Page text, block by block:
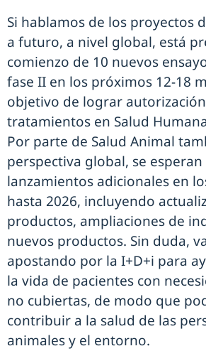
Si hablamos de los proyectos
a futuro, a nivel global, está
comienzo de 10 nuevos
fase II en los próximos 12-18
objetivo de lograr
tratamientos en Salud
Por parte de Salud Animal
perspectiva global, se esperan
lanzamientos adicionales en
hasta 2026, incluyendo
productos, ampliaciones de
nuevos productos. Sin duda,
apostando por la I+D+i para
la vida de pacientes con
no cubiertas, de modo que
contribuir a la salud de las
animales y el entorno.